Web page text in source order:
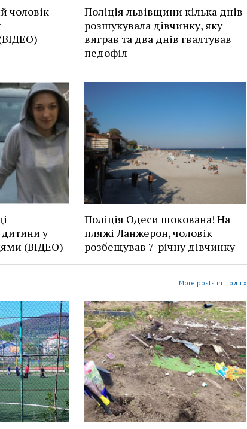
чоловік
Поліція львівщини кілька днів
розшукувала дівчинку, яку
виграв та два днів гвалтував
педофіл
у
(ВІДЕО)
Поліція Одеси шокована! На
пляжі Ланжерон, чоловік
розбещував 7-річну дівчинку
More posts in Події »